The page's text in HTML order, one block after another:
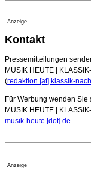
Anzeige
Kontakt
Pressemitteilungen
MUSIK HEUTE |
(redaktion [at] klassik-
Für Werbung wenden Sie
MUSIK HEUTE |
musik-heute [dot] de
Anzeige